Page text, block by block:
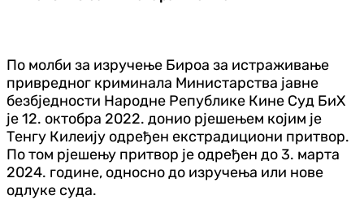
По молби за изручење Бироа за истраживање
привредног криминала Министарства јавне
безбједности Народне Републике Кине Суд БиХ
је 12. октобра 2022. донио рјешењем којим је
Тенгу Килеију одређен екстрадициони притвор.
По том рјешењу притвор је одређен до 3. марта
2024. године, односно до изручења или нове
одлуке суда.